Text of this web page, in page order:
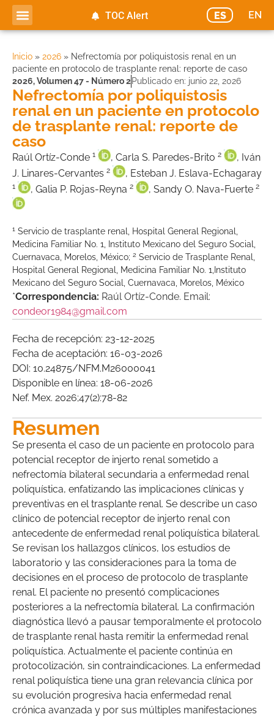
ES EN
TOC Alert
Inicio » 2026 » Nefrectomía por poliquistosis renal en un
paciente en protocolo de trasplante renal: reporte de caso
2026,Volumen 47 - Número 2Publicado en: junio 22, 2026
Nefrectomía por poliquistosis
renal en un paciente en protocolo
de trasplante renal: reporte de
caso
Raúl Ortíz-Conde 1 , Carla S. Paredes-Brito 2
, Iván
J. Linares-Cervantes 2 , Esteban J. Eslava-Echagaray
1 , Galia P. Rojas-Reyna 2 , Sandy O. Nava-Fuerte 2
1 Servicio de trasplante renal, Hospital General Regional,
Medicina Familiar No. 1, Instituto Mexicano del Seguro Social,
Cuernavaca, Morelos, México; 2 Servicio de Trasplante Renal,
Hospital General Regional, Medicina Familiar No. 1,Instituto
Mexicano del Seguro Social, Cuernavaca, Morelos, México
*Correspondencia: Raúl Ortíz-Conde. Email:
condeor1984@gmail.com
Fecha de recepción: 23-12-2025
Fecha de aceptación: 16-03-2026
DOI: 10.24875/NFM.M26000041
Disponible en línea: 18-06-2026
Nef. Mex. 2026;47(2):78-82
Resumen
Se presenta el caso de un paciente en protocolo para
potencial receptor de injerto renal sometido a
nefrectomía bilateral secundaria a enfermedad renal
poliquística, enfatizando las implicaciones clínicas y
preventivas en el trasplante renal. Se describe un caso
clínico de potencial receptor de injerto renal con
antecedente de enfermedad renal poliquística bilateral.
Se revisan los hallazgos clínicos, los estudios de
laboratorio y las consideraciones para la toma de
decisiones en el proceso de protocolo de trasplante
renal. El paciente no presentó complicaciones
posteriores a la nefrectomía bilateral. La confirmación
diagnóstica llevó a pausar temporalmente el protocolo
de trasplante renal hasta remitir la enfermedad renal
poliquística. Actualmente el paciente continúa en
protocolización, sin contraindicaciones. La enfermedad
renal poliquística tiene una gran relevancia clínica por
su evolución progresiva hacia enfermedad renal
crónica avanzada y por sus múltiples manifestaciones